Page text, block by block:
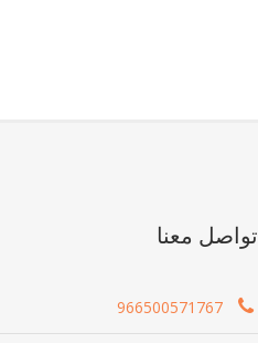
تواصل معنا
966500571767